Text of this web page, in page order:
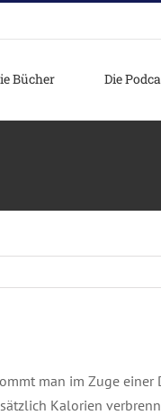
Bücher Die
man im Zuge
Kalorien